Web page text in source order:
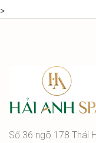
>
Số 36 ngõ 178 Thái